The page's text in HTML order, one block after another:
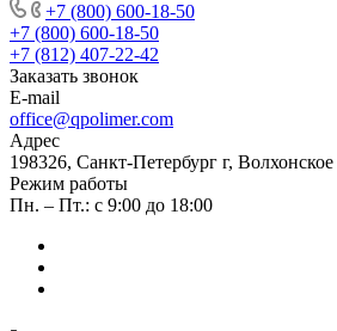
+7 (800) 600-18-50
+7 (800) 600-18-50
+7 (812) 407-22-42
Заказать звонок
E-mail
office@qpolimer.com
Адрес
198326, Санкт-Петербург г,
Режим работы
Пн. – Пт.: с 9:00 до 18:00